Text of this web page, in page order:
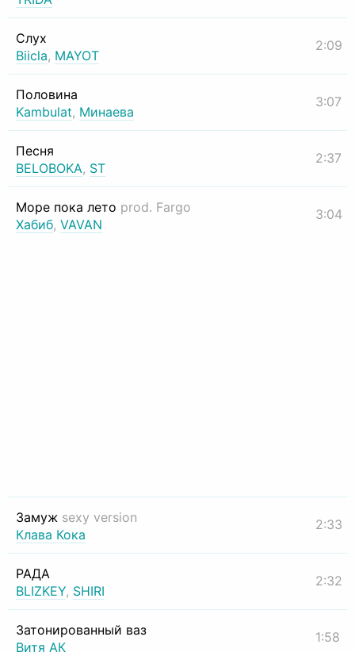
Слух
Biicla, MAYOT
2:09
Половина
Kambulat, Минаева
3:07
Песня
BELOBOKA, ST
2:37
Море пока лето prod. Fargo
Хабиб, VAVAN
3:04
Замуж sexy version
Клава Кока
2:33
РАДА
BLIZKEY, SHIRI
2:32
Затонированный ваз
Витя АК
1:58